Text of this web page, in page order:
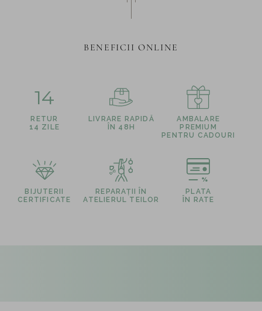
BENEFICII ONLINE
14
RETUR
14 ZILE
LIVRARE RAPIDĂ
ÎN 48H
AMBALARE
PREMIUM
PENTRU CADOURI
BIJUTERII
CERTIFICATE
REPARAȚII ÎN
ATELIERUL TEILOR
PLATA
ÎN RATE